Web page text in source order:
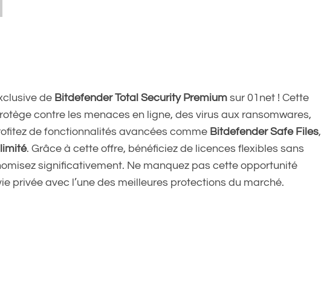
de Bitdefender Total Security Premium sur 01net ! Cette
contre les menaces en ligne, des virus aux ransomwares,
de fonctionnalités avancées comme Bitdefender Safe Files,
. Grâce à cette offre, bénéficiez de licences flexibles sans
significativement. Ne manquez pas cette opportunité
privée avec l’une des meilleures protections du marché.